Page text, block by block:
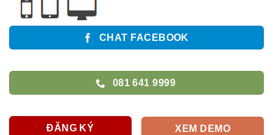
CHAT FACEBOOK
081 641 9999
ĐĂNG KÝ XEM DEMO